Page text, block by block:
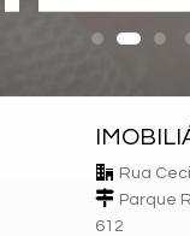
Rua
Parque
612